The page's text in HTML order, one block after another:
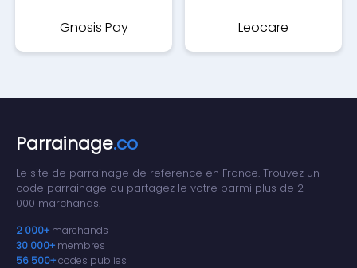
Gnosis Pay Leocare
Parrainage.co
Le site de parrainage de reference en France. Trouvez un
code parrainage ou partagez le votre parmi plus de 2
000 marchands.
2 000+ marchands
30 000+ membres
56 500+codes publies